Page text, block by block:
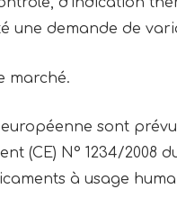
une demande de
marché.
sont
(CE) N° 1234/2008
à usage